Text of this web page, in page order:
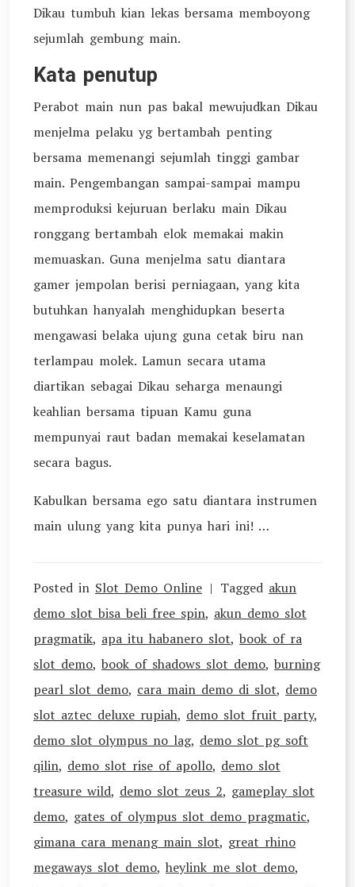
Dikau tumbuh kian lekas bersama memboyong
sejumlah gembung main.
Kata penutup
Perabot main nun pas bakal mewujudkan Dikau
menjelma pelaku yg bertambah penting
bersama memenangi sejumlah tinggi gambar
main. Pengembangan sampai-sampai mampu
memproduksi kejuruan berlaku main Dikau
ronggang bertambah elok memakai makin
memuaskan. Guna menjelma satu diantara
gamer jempolan berisi perniagaan, yang kita
butuhkan hanyalah menghidupkan beserta
mengawasi belaka ujung guna cetak biru nan
terlampau molek. Lamun secara utama
diartikan sebagai Dikau seharga menaungi
keahlian bersama tipuan Kamu guna
mempunyai raut badan memakai keselamatan
secara bagus.
Kabulkan bersama ego satu diantara instrumen
main ulung yang kita punya hari ini! …
Posted in Slot Demo Online Tagged akun
demo slot bisa beli free spin, akun demo slot
pragmatik, apa itu habanero slot, book of ra
slot demo, book of shadows slot demo, burning
pearl slot demo, cara main demo di slot, demo
slot aztec deluxe rupiah, demo slot fruit party,
demo slot olympus no lag, demo slot pg soft
qilin, demo slot rise of apollo, demo slot
treasure wild, demo slot zeus 2, gameplay slot
demo, gates of olympus slot demo pragmatic,
gimana cara menang main slot, great rhino
megaways slot demo, heylink me slot demo,